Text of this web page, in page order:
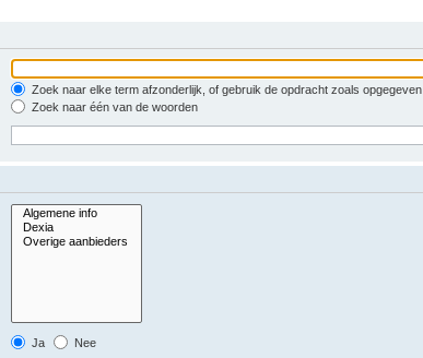
Zoek naar elke term afzonderlijk, of gebruik de opdracht zoals opgegeven
Zoek naar één van de woorden
Ja
Nee